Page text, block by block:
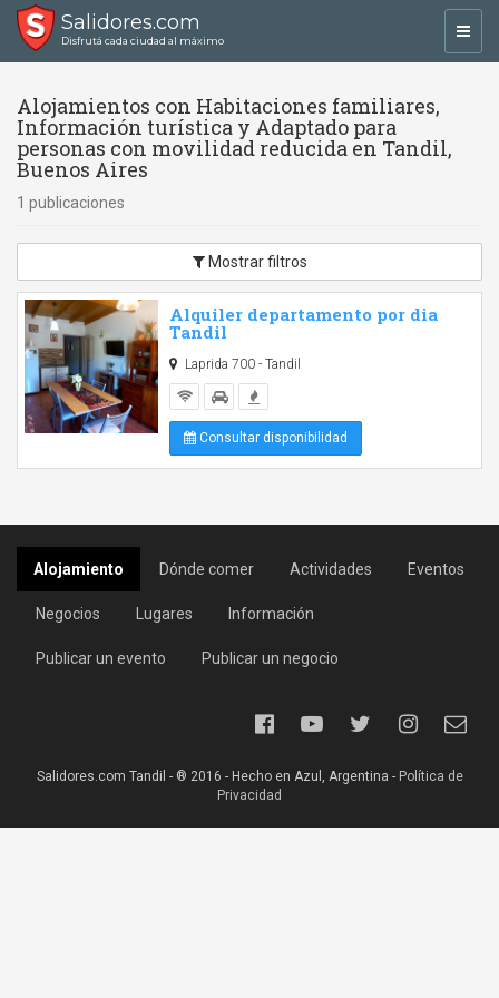
Salidores.com
Disfrutá cada ciudad al máximo
Alojamientos con Habitaciones familiares,
Información turística y Adaptado para
personas con movilidad reducida en Tandil,
Buenos Aires
1 publicaciones
Mostrar filtros
Alquiler departamento por dia
Tandil
Laprida 700 - Tandil
Consultar disponibilidad
Alojamiento Dónde comer Actividades Eventos
Negocios Lugares Información
Publicar un evento Publicar un negocio
Salidores.com Tandil - ® 2016 - Hecho en Azul, Argentina - Política de
Privacidad